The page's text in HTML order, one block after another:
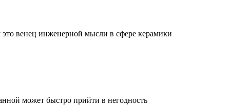
венец инженерной мысли в сфере керамики
может быстро прийти в негодность